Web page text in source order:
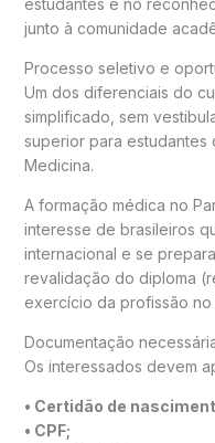
junto à comunidade
Processo seletivo e
Um dos diferenciais do
simplificado, sem
superior para estudantes
Medicina.
A formação médica no
interesse de brasileiros
internacional e se
revalidação do diploma
exercício da profissão no
Documentação
Os interessados devem
• Certidão de
• CPF;